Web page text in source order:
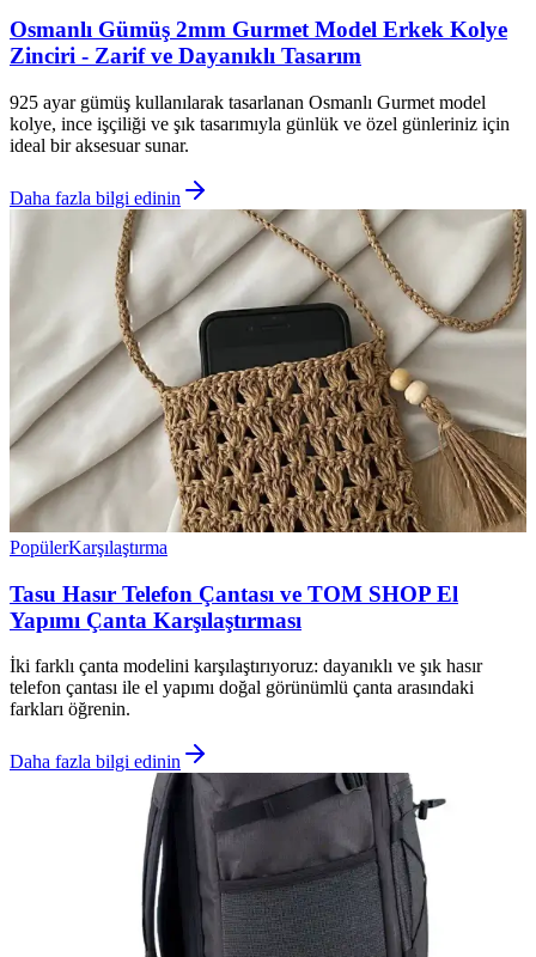
Osmanlı Gümüş 2mm Gurmet Model Erkek Kolye
Zinciri - Zarif ve Dayanıklı Tasarım
925 ayar gümüş kullanılarak tasarlanan Osmanlı Gurmet model
kolye, ince işçiliği ve şık tasarımıyla günlük ve özel günleriniz için
ideal bir aksesuar sunar.
Daha fazla bilgi edinin
PopülerKarşılaştırma
Tasu Hasır Telefon Çantası ve TOM SHOP El
Yapımı Çanta Karşılaştırması
İki farklı çanta modelini karşılaştırıyoruz: dayanıklı ve şık hasır
telefon çantası ile el yapımı doğal görünümlü çanta arasındaki
farkları öğrenin.
Daha fazla bilgi edinin